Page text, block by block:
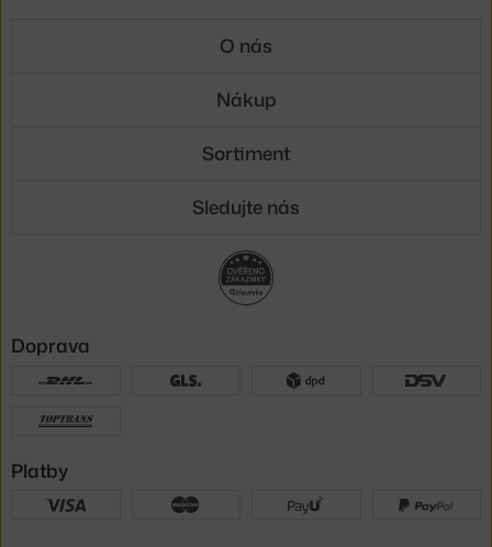
O nás
Nákup
Sortiment
Sledujte nás
Doprava
Platby